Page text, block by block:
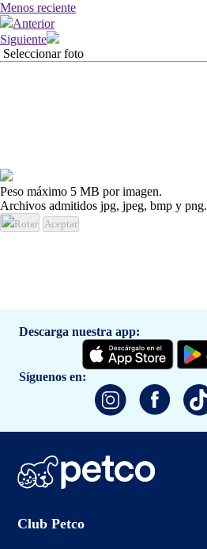
Menos reciente
Anterior
Siguiente
Seleccionar foto
Peso máximo 5 MB por imagen.
Archivos admitidos jpg, jpeg, bmp y png.
Rotar Aceptar
Descarga nuestra app:
Síguenos en:
Club Petco
Iniciar sesión